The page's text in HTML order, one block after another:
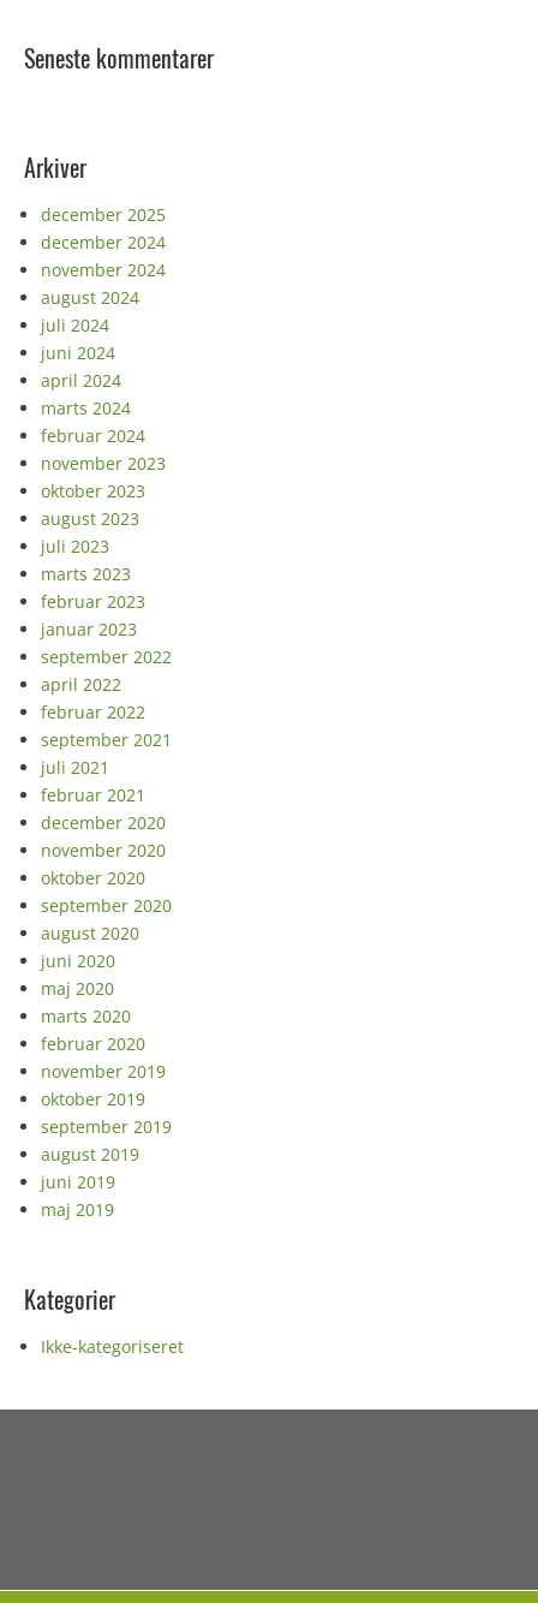
Seneste kommentarer
Arkiver
december 2025
december 2024
november 2024
august 2024
juli 2024
juni 2024
april 2024
marts 2024
februar 2024
november 2023
oktober 2023
august 2023
juli 2023
marts 2023
februar 2023
januar 2023
september 2022
april 2022
februar 2022
september 2021
juli 2021
februar 2021
december 2020
november 2020
oktober 2020
september 2020
august 2020
juni 2020
maj 2020
marts 2020
februar 2020
november 2019
oktober 2019
september 2019
august 2019
juni 2019
maj 2019
Kategorier
Ikke-kategoriseret